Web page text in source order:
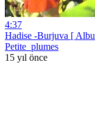
4:37
Hadise -Burjuva [
Petite_plumes
15 yıl önce